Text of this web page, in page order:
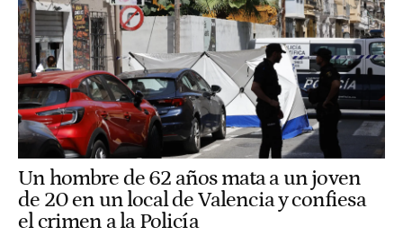
Un hombre de 62 años mata a un joven
de 20 en un local de Valencia y confiesa
el crimen a la Policía